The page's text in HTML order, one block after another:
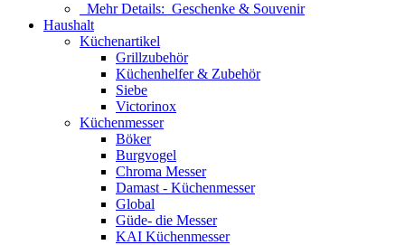
Mehr Details: Geschenke & Souvenir
Haushalt
Küchenartikel
Grillzubehör
Küchenhelfer & Zubehör
Siebe
Victorinox
Küchenmesser
Böker
Burgvogel
Chroma Messer
Damast - Küchenmesser
Global
Güde- die Messer
KAI Küchenmesser